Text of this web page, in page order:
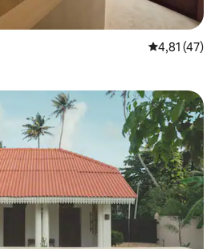
4,81 ud af 5
4,81 (47)